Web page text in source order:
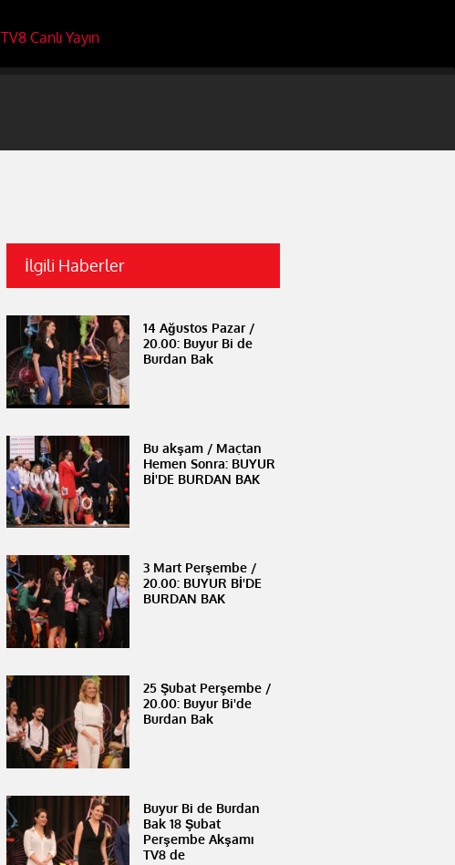
TV8 Canlı Yayın
İlgili Haberler
14 Ağustos Pazar /
20.00: Buyur Bi de
Burdan Bak
Bu akşam / Maçtan
Hemen Sonra: BUYUR
Bİ'DE BURDAN BAK
3 Mart Perşembe /
20.00: BUYUR Bİ'DE
BURDAN BAK
25 Şubat Perşembe /
20.00: Buyur Bi'de
Burdan Bak
Buyur Bi de Burdan
Bak 18 Şubat
Perşembe Akşamı
TV8 de